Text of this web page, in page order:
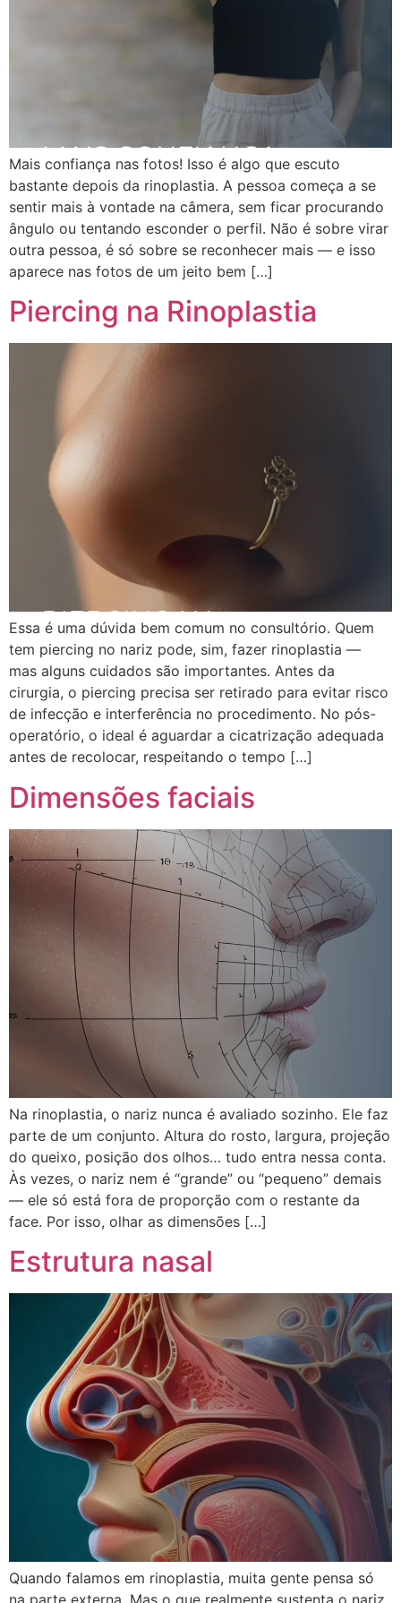
Mais confiança nas fotos! Isso é algo que escuto
bastante depois da rinoplastia. A pessoa começa a se
sentir mais à vontade na câmera, sem ficar procurando
ângulo ou tentando esconder o perfil. Não é sobre virar
outra pessoa, é só sobre se reconhecer mais — e isso
aparece nas fotos de um jeito bem […]
Piercing na Rinoplastia
Essa é uma dúvida bem comum no consultório. Quem
tem piercing no nariz pode, sim, fazer rinoplastia —
mas alguns cuidados são importantes. Antes da
cirurgia, o piercing precisa ser retirado para evitar risco
de infecção e interferência no procedimento. No pós-
operatório, o ideal é aguardar a cicatrização adequada
antes de recolocar, respeitando o tempo […]
Dimensões faciais
Na rinoplastia, o nariz nunca é avaliado sozinho. Ele faz
parte de um conjunto. Altura do rosto, largura, projeção
do queixo, posição dos olhos… tudo entra nessa conta.
Às vezes, o nariz nem é “grande” ou “pequeno” demais
— ele só está fora de proporção com o restante da
face. Por isso, olhar as dimensões […]
Estrutura nasal
Quando falamos em rinoplastia, muita gente pensa só